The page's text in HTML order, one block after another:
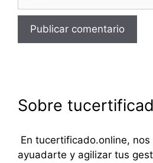
Sobre
En tucertificado.online,
ayuadarte y agilizar tus